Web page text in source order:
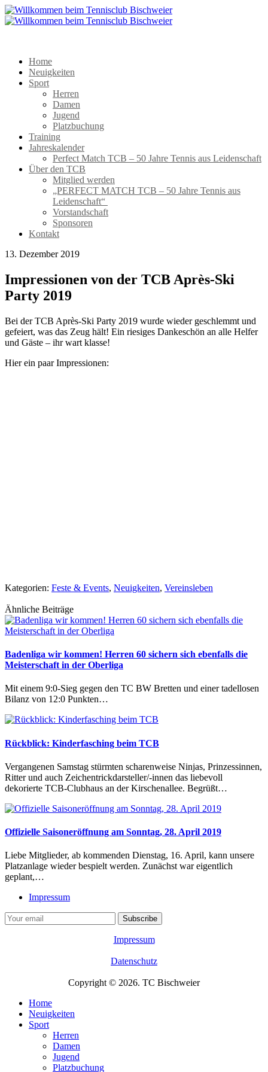
Home
Neuigkeiten
Sport
Herren
Damen
Jugend
Platzbuchung
Training
Jahreskalender
Perfect Match TCB – 50 Jahre Tennis aus Leidenschaft
Über den TCB
Mitglied werden
„PERFECT MATCH TCB – 50 Jahre Tennis aus
Leidenschaft“
Vorstandschaft
Sponsoren
Kontakt
13. Dezember 2019
Impressionen von der TCB Après-Ski
Party 2019
Bei der TCB Après-Ski Party 2019 wurde wieder geschlemmt und
gefeiert, was das Zeug hält! Ein riesiges Dankeschön an alle Helfer
und Gäste – ihr wart klasse!
Hier ein paar Impressionen:
Kategorien: Feste & Events, Neuigkeiten, Vereinsleben
Ähnliche Beiträge
Badenliga wir kommen! Herren 60 sichern sich ebenfalls die
Meisterschaft in der Oberliga
Mit einem 9:0-Sieg gegen den TC BW Bretten und einer tadellosen
Bilanz von 12:0 Punkten…
Rückblick: Kinderfasching beim TCB
Vergangenen Samstag stürmten scharenweise Ninjas, Prinzessinnen,
Ritter und auch Zeichentrickdarsteller/-innen das liebevoll
dekorierte TCB-Clubhaus an der Kirschenallee. Begrüßt…
Offizielle Saisoneröffnung am Sonntag, 28. April 2019
Liebe Mitglieder, ab kommenden Dienstag, 16. April, kann unsere
Platzanlage wieder bespielt werden. Zunächst war eigentlich
geplant,…
Impressum
Impressum
Datenschutz
Copyright © 2026. TC Bischweier
Home
Neuigkeiten
Sport
Herren
Damen
Jugend
Platzbuchung